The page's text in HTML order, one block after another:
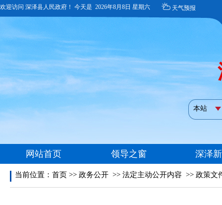
当前位置： 首页 >> 政务公开 >> 法定主动公开内容 >> 政策文